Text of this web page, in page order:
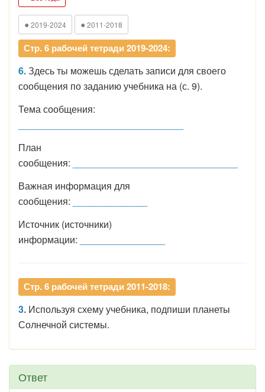
● 2019-2024 ● 2011-2018
Стр. 6 рабочей тетради 2019-2024:
6.Здесь ты можешь сделать записи для своего
сообщения по заданию учебника на (с. 9).
Тема сообщения:
План
сообщения:
Важная информация для
сообщения:
Источник (источники)
информации:
Стр. 6 рабочей тетради 2011-2018:
3. Используя схему учебника, подпиши планеты
Солнечной системы.
Ответ